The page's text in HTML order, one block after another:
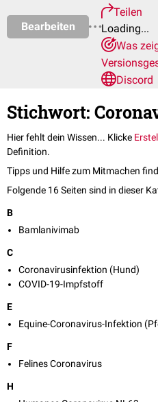
Bearbeiten
Teilen
Loading...
Was
Discord
Stichwort:
Hier fehlt dein Wissen... Klicke
Definition.
Tipps und Hilfe zum Mitmachen
Folgende 16 Seiten sind in dieser
B
Bamlanivimab
C
Coronavirusinfektion (Hund)
COVID-19-Impfstoff
E
Equine-Coronavirus-Infektion
F
Felines Coronavirus
H